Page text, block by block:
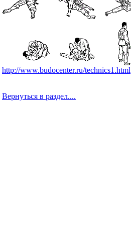
http://www.budocenter.ru/technics1.html
Вернуться в раздел....